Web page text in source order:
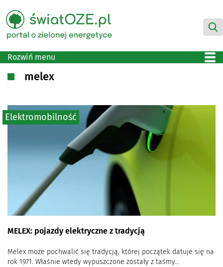
Rozwiń menu
melex
MELEX: pojazdy elektryczne z tradycją
Melex może pochwalić się tradycją, której początek datuje się na
rok 1971. Właśnie wtedy wypuszczone zostały z taśmy...
Elektromobilność